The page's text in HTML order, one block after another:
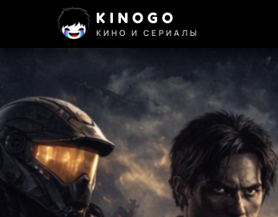
KINOGO
КИНО И СЕРИАЛЫ